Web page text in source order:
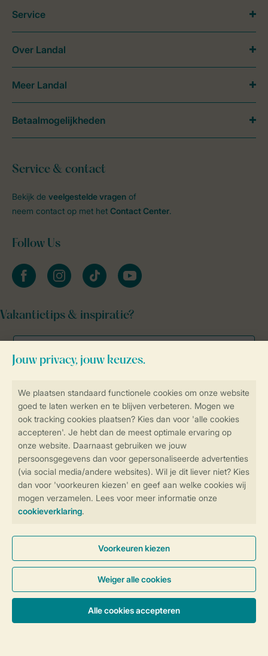
Controle over jouw gegevens &
Instellingen wijzigen
Veilig en snel online boeken
Veilige gegevensoverdracht
Veilige betaling
Service & contact
Bekijk de veelgestelde vragen of
neem contact op met het Contact Center.
Follow Us
facebookinstagramtiktok youtube
Vakantietips & inspiratie?
Service
Over Landal
Meer Landal
Betaalmogelijkheden
Algemene Voorwaarden Privacy Notice
Cookies en banners
Toegankelijkheid © 2026 Landal